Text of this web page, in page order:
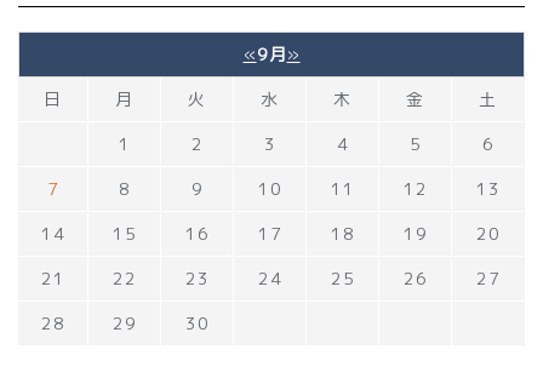
«9月»
日
月 火 水 木 金
土
1
2 3 4 5
6
7
8 9 10 11 12
13
14
15 16 17 18 19
20
21
22 23 24 25 26
27
28
29 30